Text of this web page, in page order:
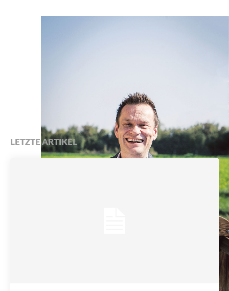
LETZTE ARTIKEL